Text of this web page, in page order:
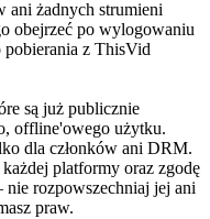
ani żadnych strumieni
obejrzeć po wylogowaniu
pobierania z ThisVid
są już publicznie
offline'owego użytku.
dla członków ani DRM.
platformy oraz zgodę
rozpowszechniaj jej ani
praw.